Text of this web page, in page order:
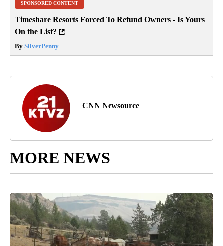
SPONSORED CONTENT
Timeshare Resorts Forced To Refund Owners - Is Yours
On the List?
By SilverPenny
CNN Newsource
MORE NEWS